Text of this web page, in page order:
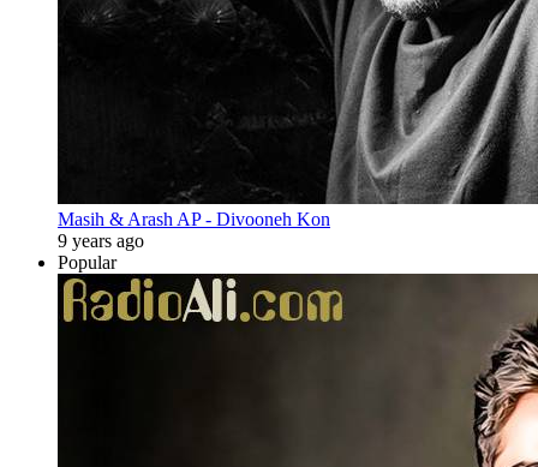
Masih & Arash AP - Divooneh Kon
9 years ago
Popular